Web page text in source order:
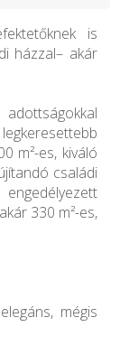
is
házzal– akár
m²-es, kiváló
családi
330 m²-es,
mégis